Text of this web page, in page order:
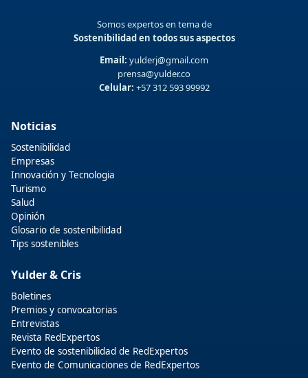
Somos expertos en tema de
Sostenibilidad en todos sus aspectos
Email: yulderj@gmail.com
prensa@yulder.co
Celular: +57 312 593 99992
Noticias
Sostenibilidad
Empresas
Innovación y Tecnologia
Turismo
Salud
Opinión
Glosario de sostenibilidad
Tips sostenibles
Yulder & Cris
Boletines
Premios y convocatorias
Entrevistas
Revista RedExpertos
Evento de sostenibilidad de RedExpertos
Evento de Comunicaciones de RedExpertos